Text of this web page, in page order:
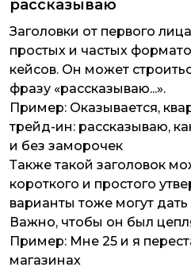
рассказываю
Заголовки от первого
простых и частых
кейсов. Он может
фразу «рассказываю...».
Пример: Оказывается,
трейд-ин: рассказываю,
и без заморочек
Также такой заголовок
короткого и простого
варианты тоже могут
Важно, чтобы он был
Пример: Мне 25 и я
магазинах